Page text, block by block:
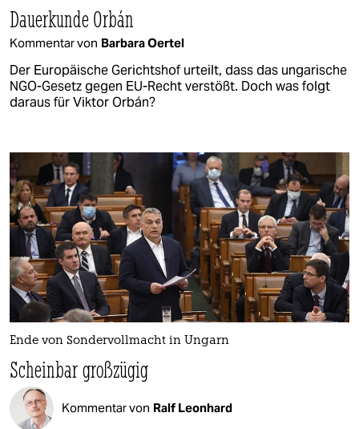
Dauerkunde Orbán
Kommentar von Barbara Oertel
Der Europäische Gerichtshof urteilt, dass das ungarische
NGO-Gesetz gegen EU-Recht verstößt. Doch was folgt
daraus für Viktor Orbán?
Ende von Sondervollmacht in Ungarn
Scheinbar großzügig
Kommentar von Ralf Leonhard